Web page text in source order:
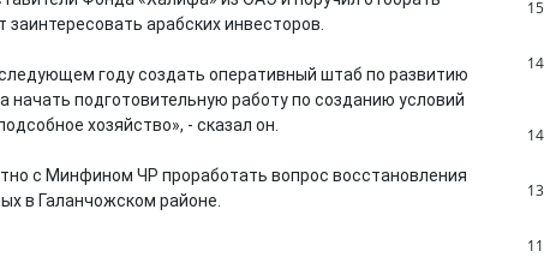
арабских инвесторов.
году создать оперативный штаб по развитию
начать подготовительную работу по созданию условий
хозяйство», - сказал он.
с Минфином ЧР проработать вопрос восстановления
в Галанчожском районе.